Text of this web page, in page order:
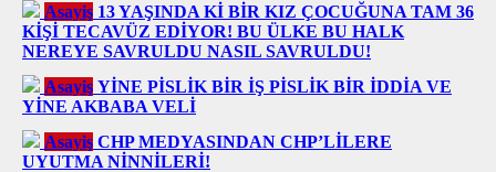
Asayiş 13 YAŞINDA Kİ BİR KIZ ÇOCUĞUNA TAM 36
KİŞİ TECAVÜZ EDİYOR! BU ÜLKE BU HALK
NEREYE SAVRULDU NASIL SAVRULDU!
Asayiş YİNE PİSLİK BİR İŞ PİSLİK BİR İDDİA VE
YİNE AKBABA VELİ
Asayiş CHP MEDYASINDAN CHP’LİLERE
UYUTMA NİNNİLERİ!